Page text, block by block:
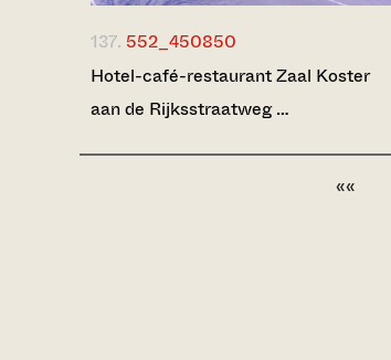
137. 552_450850
Hotel-café-restaurant Zaal Koster
aan de Rijksstraatweg …
««